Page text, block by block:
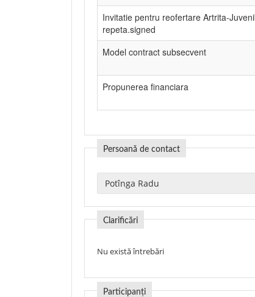
Invitatie pentru reofertare Artrita-
repeta.signed
Model contract subsecvent
Propunerea financiara
Persoană de contact
Clarificări
Nu există întrebări
Participanți